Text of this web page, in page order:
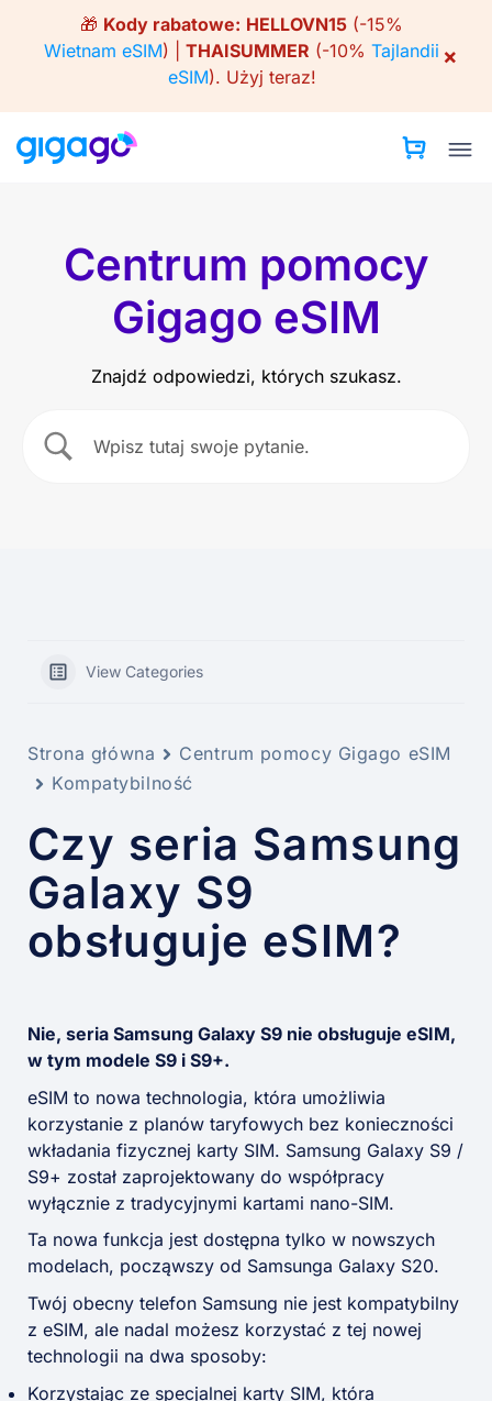
🎁 Kody rabatowe: HELLOVN15 (-15%
Wietnam eSIM) | THAISUMMER (-10% Tajlandii
eSIM). Użyj teraz!
×
Centrum pomocy
Gigago eSIM
Znajdź odpowiedzi, których szukasz.
View Categories
Strona główna
Centrum pomocy Gigago eSIM
Kompatybilność
Czy seria Samsung
Galaxy S9
obsługuje eSIM?
Nie, seria Samsung Galaxy S9 nie obsługuje eSIM,
w tym modele S9 i S9+.
eSIM to nowa technologia, która umożliwia
korzystanie z planów taryfowych bez konieczności
wkładania fizycznej karty SIM. Samsung Galaxy S9 /
S9+ został zaprojektowany do współpracy
wyłącznie z tradycyjnymi kartami nano-SIM.
Ta nowa funkcja jest dostępna tylko w nowszych
modelach, począwszy od Samsunga Galaxy S20.
Twój obecny telefon Samsung nie jest kompatybilny
z eSIM, ale nadal możesz korzystać z tej nowej
technologii na dwa sposoby:
Korzystając ze specjalnej karty SIM, która